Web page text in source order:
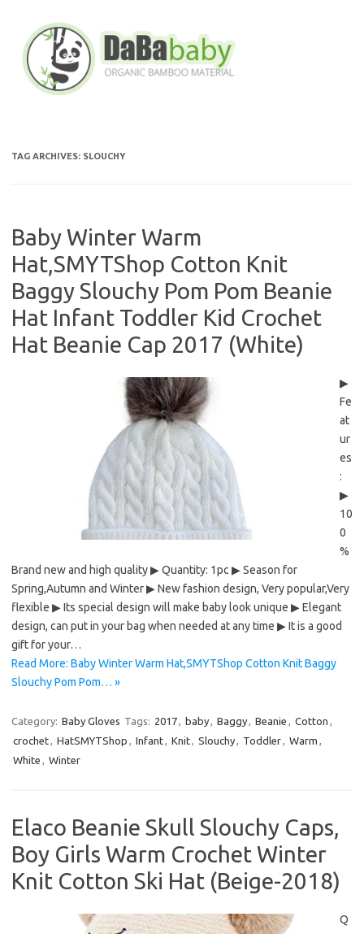
content
TAG ARCHIVES: SLOUCHY
Baby Winter Warm
Hat,SMYTShop Cotton Knit
Baggy Slouchy Pom Pom Beanie
Hat Infant Toddler Kid Crochet
Hat Beanie Cap 2017 (White)
▶
Fe
at
ur
es
:
▶
10
0
%
Brand new and high quality ▶ Quantity: 1pc ▶ Season for
Spring,Autumn and Winter ▶ New fashion design, Very popular,Very
flexible ▶ Its special design will make baby look unique ▶ Elegant
design, can put in your bag when needed at any time ▶ It is a good
gift for your…
Read More: Baby Winter Warm Hat,SMYTShop Cotton Knit Baggy
Slouchy Pom Pom… »
Category: Baby Gloves Tags: 2017, baby, Baggy, Beanie , Cotton ,
crochet, HatSMYTShop , Infant, Knit, Slouchy, Toddler, Warm ,
White , Winter
Elaco Beanie Skull Slouchy Caps,
Boy Girls Warm Crochet Winter
Knit Cotton Ski Hat (Beige-2018)
Q